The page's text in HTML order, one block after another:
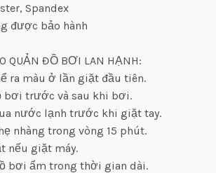
Spandex
được bảo hành
QUẢN ĐỒ BƠI LAN HẠNH:
ra màu ở lần giặt đầu tiên.
bơi trước và sau khi bơi.
nước lạnh trước khi giặt tay.
nhàng trong vòng 15 phút.
nếu giặt máy.
bơi ẩm trong thời gian dài.